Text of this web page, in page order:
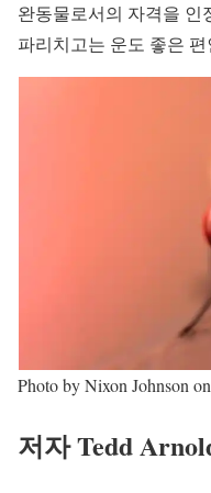
완동물로서의 자격을 인
파리치고는 운도 좋은
Photo by Nixon Johnson on
저자 Tedd